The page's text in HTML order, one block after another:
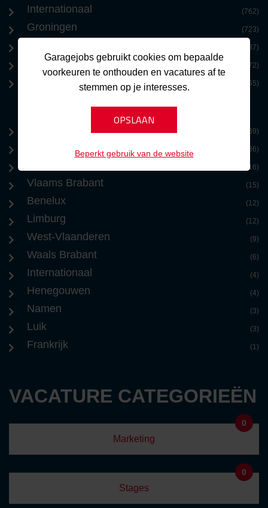
Internationaal (762)
Groningen (723)
(687)
Benelux (572)
(365)
(39)
(36)
(16)
Vlaams Brabant (15)
Benelux (12)
Limburg (12)
West-Vlaanderen (9)
Waals Brabant (6)
Internationaal (4)
Henegouwen (4)
Namen (3)
Luik (3)
Frankrijk (1)
VACATURE CATEGORIEËN
Marketing
0
Stages
0
Garagejobs gebruikt cookies om bepaalde
voorkeuren te onthouden en vacatures af te
stemmen op je interesses.
Beperkt gebruik van de website